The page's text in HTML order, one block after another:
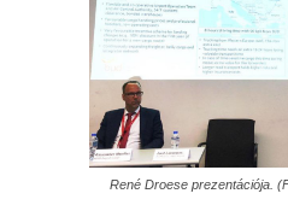
René Droese prezentációja.